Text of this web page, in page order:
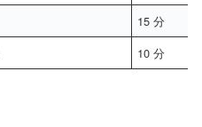
15 分
10 分